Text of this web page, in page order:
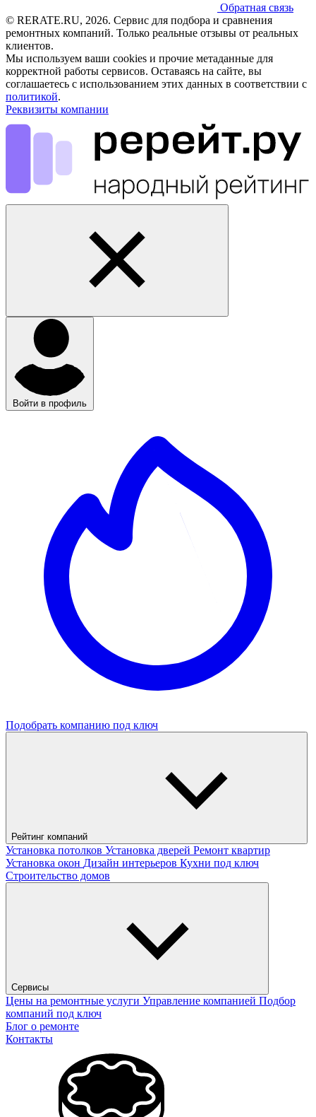
Обратная связь
© RERATE.RU, 2026. Сервис для подбора и сравнения
ремонтных компаний. Только реальные отзывы от реальных
клиентов.
Мы используем ваши cookies и прочие метаданные для
корректной работы сервисов. Оставаясь на сайте, вы
соглашаетесь с использованием этих данных в соответствии с
политикой.
Реквизиты компании
Войти в профиль
Подобрать компанию под ключ
Рейтинг компаний
Установка потолков Установка дверей Ремонт квартир
Установка окон Дизайн интерьеров Кухни под ключ
Строительство домов
Сервисы
Цены на ремонтные услуги Управление компанией Подбор
компаний под ключ
Блог о ремонте
Контакты